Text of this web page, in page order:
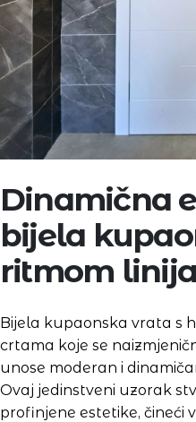
Dinamična
bijela
ritmom linija
Bijela kupaonska vrata s
crtama koje se
unose moderan i
Ovaj jedinstveni uzorak
profinjene estetike, čineći